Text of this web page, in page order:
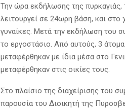
Την ώρα εκδήλωσης της πυρκαγιάς,
λειτουργεί σε 24ωρη βάση, και
γυναίκες. Μετά την εκδήλωση του
το εργοστάσιο. Από αυτούς, 3
μεταφέρθηκαν με ίδια μέσα στο
μεταφέρθηκαν στις οικίες τους.
Στο πλαίσιο της διαχείρισης του
παρουσία του Διοικητή της